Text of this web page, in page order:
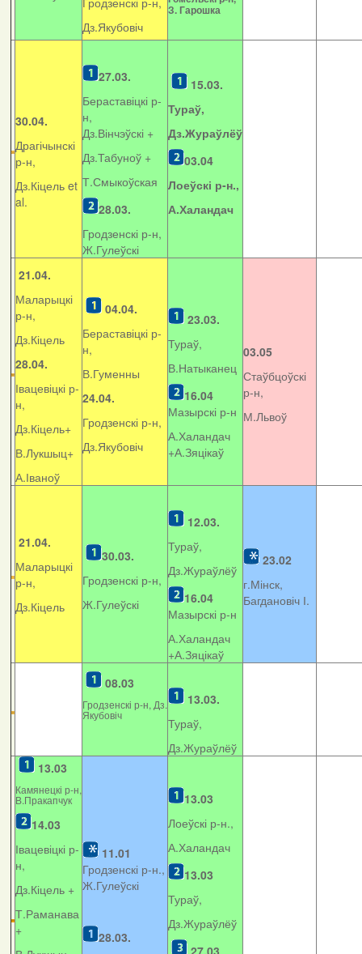
Дз.Якубовіч
З. Гарошка
30.04.
Драгічынскі
р-н,
Дз.Кіцель et
al.
27.03.
Бераставіцкі р-
н,
Дз.Вінчэўскі +
Дз.Табуноў +
Т.Смыкоўская
28.03.
Гродзенскі р-н,
Ж.Гулеўскі
15.03.
Тураў,
Дз.Жураўлёў
03.04
Лоеўскі р-н.,
А.Халандач
21.04.
Маларыцкі
р-н,
Дз.Кіцель
28.04.
Івацевіцкі р-
н,
Дз.Кіцель+
В.Лукшыц+
А.Іваноў
04.04.
Бераставіцкі р-
н,
В.Гуменны
24.04.
Гродзенскі р-н,
Дз.Якубовіч
23.03.
Тураў,
В.Натыканец
16.04
Мазырскі р-н
А.Халандач
+А.Зяцікаў
03.05
Стаўбцоўскі
р-н,
М.Львоў
21.04.
Маларыцкі
р-н,
Дз.Кіцель
30.03.
Гродзенскі р-н,
Ж.Гулеўскі
12.03.
Тураў,
Дз.Жураўлёў
16.04
Мазырскі р-н
А.Халандач
+А.Зяцікаў
23.02
г.Мінск,
Багдановіч І.
08.03
Гродзенскі р-н, Дз.
Якубовіч
13.03.
Тураў,
Дз.Жураўлёў
13.03
Камянецкі р-н,
В.Пракапчук
14.03
Івацевіцкі р-
н,
Дз.Кіцель +
Т.Раманава
+
11.01
Гродзенскі р-н.,
Ж.Гулеўскі
28.03.
13.03
Лоеўскі р-н.,
А.Халандач
13.03
Тураў,
Дз.Жураўлёў
27.03